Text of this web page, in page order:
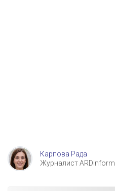
Карпова Рада
Журналист ARDinform